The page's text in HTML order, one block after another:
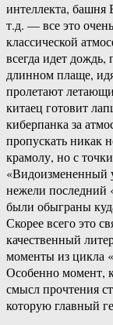
интеллекта, башня
т.д. — все это
классической
всегда идет дождь,
длинном плаще,
пролетают
китаец готовит
киберпанка за
пропускать никак
крамолу, но с
«Видоизмененный
нежели последний
были обыграны
Скорее всего это
качественный
моменты из цикла
Особенно момент,
смысл прочтения
которую главный